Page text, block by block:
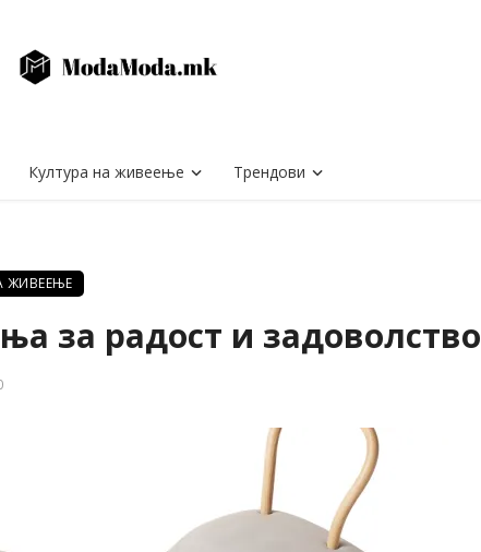
Култура на живеење Трендови
ЖИВЕЕЊЕ
за радост и задоволство